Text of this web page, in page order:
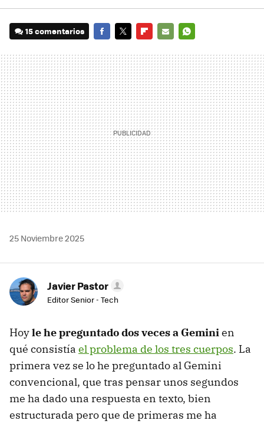
15 comentarios
MAIL
25 Noviembre 2025
Javier Pastor
Editor Senior - Tech
Hoyle he preguntado dos veces a Geminien
qué consistía el problema de los tres cuerpos. La
primera vez se lo he preguntado al Gemini
convencional, que tras pensar unos segundos
me ha dado una respuesta en texto, bien
estructurada pero que de primeras me ha